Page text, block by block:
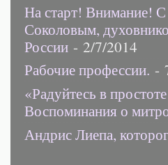
На старт! Внимание!
Соколовым,
России - 2/7/2014
Рабочие профессии. -
«Радуйтесь в
Воспоминания о
Андрис Лиепа,